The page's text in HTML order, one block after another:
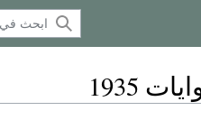
1935